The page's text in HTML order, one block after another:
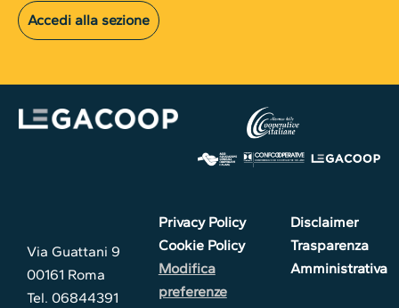
Accedi alla sezione
Via Guattani 9
00161 Roma
Tel. 06844391
Privacy Policy
Cookie Policy
Modifica
preferenze
Disclaimer
Trasparenza
Amministrativa